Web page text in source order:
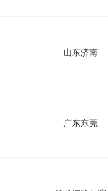
山东济南
广东东莞